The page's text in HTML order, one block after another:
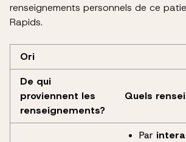
renseignements personnels de ce
Rapids.
Ori
De qui
proviennent les
renseignements?
Quels
Par